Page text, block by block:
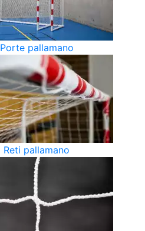
Porte pallamano
Reti pallamano